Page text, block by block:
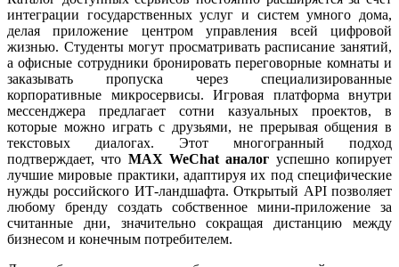
интеграции государственных услуг и систем умного дома,
делая приложение центром управления всей цифровой
жизнью. Студенты могут просматривать расписание занятий,
а офисные сотрудники бронировать переговорные комнаты и
заказывать пропуска через специализированные
корпоративные микросервисы. Игровая платформа внутри
мессенджера предлагает сотни казуальных проектов, в
которые можно играть с друзьями, не прерывая общения в
текстовых диалогах. Этот многогранный подход
подтверждает, что MAX WeChat аналог успешно копирует
лучшие мировые практики, адаптируя их под специфические
нужды российского ИТ-ландшафта. Открытый API позволяет
любому бренду создать собственное мини-приложение за
считанные дни, значительно сокращая дистанцию между
бизнесом и конечным потребителем.